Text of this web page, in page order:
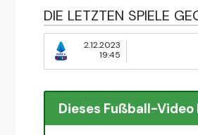
DIE LETZTEN SPIELE
2.12.2023
19:45
Dieses Fußball-